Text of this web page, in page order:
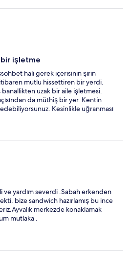
işletme
hali gerek içerisinin şirin
mutlu hissettiren bir yerdi.
banallikten uzak bir aile işletmesi.
da müthiş bir yer. Kentin
Kesinlikle uğranması
ve yardım severdi .Sabah erkenden
bize sandwich hazırlamış bu ince
merkezde konaklamak
mutlaka .